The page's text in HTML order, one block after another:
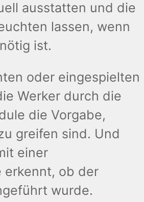
ausstatten und die
lassen, wenn
ist.
oder eingespielten
Werker durch die
die Vorgabe,
greifen sind. Und
einer
erkennt, ob der
wurde.